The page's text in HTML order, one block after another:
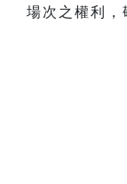
場次之權利，